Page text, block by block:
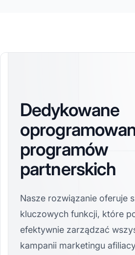
Dedykowane
programów
partnerskich
Nasze rozwiązanie oferuje
kluczowych funkcji, które
efektywnie zarządzać
kampanii marketingu